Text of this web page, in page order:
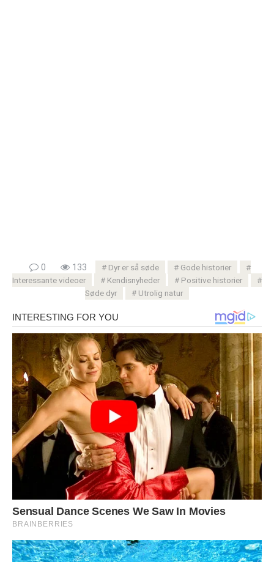
0 133 Dyr er så søde
Gode ​​historier
Interessante videoer
Kendisnyheder
Positive historier
Søde dyr
Utrolig natur